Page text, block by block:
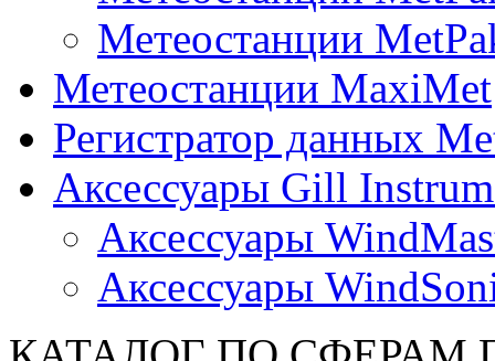
Метеостанции
Метеостанции MaxiMet
Регистратор данных
Аксессуары Gill
Аксессуары
Аксессуары